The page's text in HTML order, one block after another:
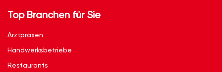
Top Branchen für Sie
Arztpraxen
Handwerksbetriebe
Restaurants